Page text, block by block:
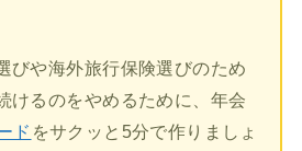
びや海外旅行保険選びのため
けるのをやめるために、年会
ド をサクッと5分で作りましょ